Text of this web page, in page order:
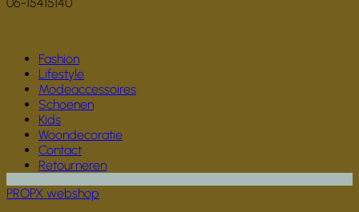
Fashion
Lifestyle
Modeaccessoires
Schoenen
Kids
Woondecoratie
Contact
Retourneren
PROPX webshop